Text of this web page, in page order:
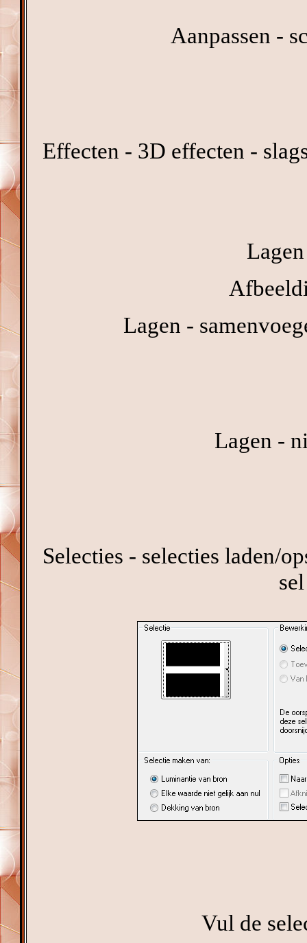
Aanpassen -
Effecten - 3D effecten -
Lagen -
Lagen -
Selecties - selecties laden/
Vul de